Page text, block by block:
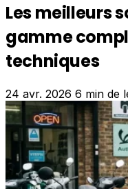
Les meilleurs
gamme
techniques
24 avr. 2026 6 min de